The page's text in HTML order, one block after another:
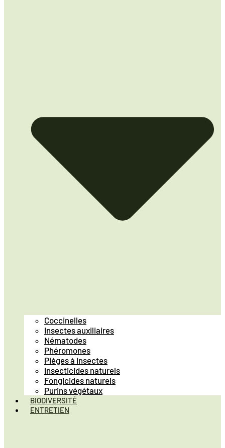
Coccinelles
Insectes auxiliaires
Nématodes
Phéromones
Pièges à insectes
Insecticides naturels
Fongicides naturels
Purins végétaux
BIODIVERSITÉ
ENTRETIEN